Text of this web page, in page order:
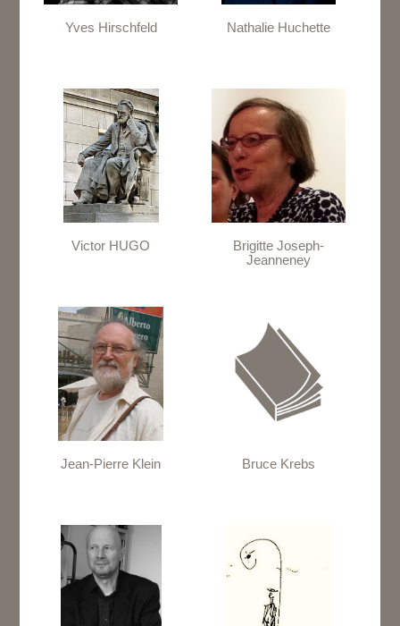
Yves Hirschfeld Nathalie Huchette
Victor HUGO
Brigitte Joseph-
Jeanneney
Jean-Pierre Klein Bruce Krebs